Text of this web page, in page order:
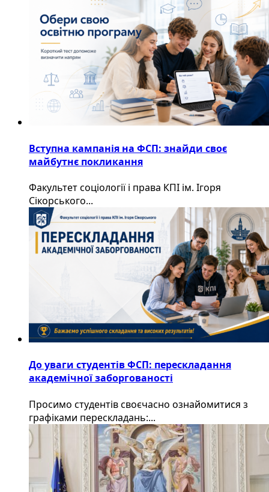
Вступна кампанія на ФСП: знайди своє
майбутнє покликання
Факультет соціології і права КПІ ім. Ігоря
Сікорського...
До уваги студентів ФСП: перескладання
академічної заборгованості
Просимо студентів своєчасно ознайомитися з
графіками перескладань:...